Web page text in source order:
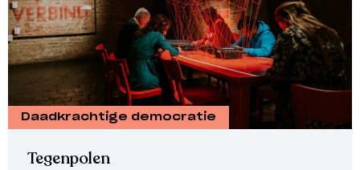
Daadkrachtige democratie
Tegenpolen